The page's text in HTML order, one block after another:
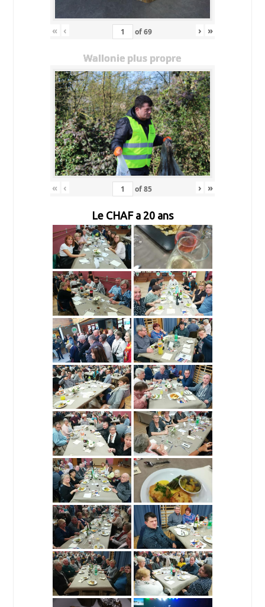
« ‹ of69 › »
Wallonie plus propre
« ‹ of85 › »
Le CHAF a 20 ans